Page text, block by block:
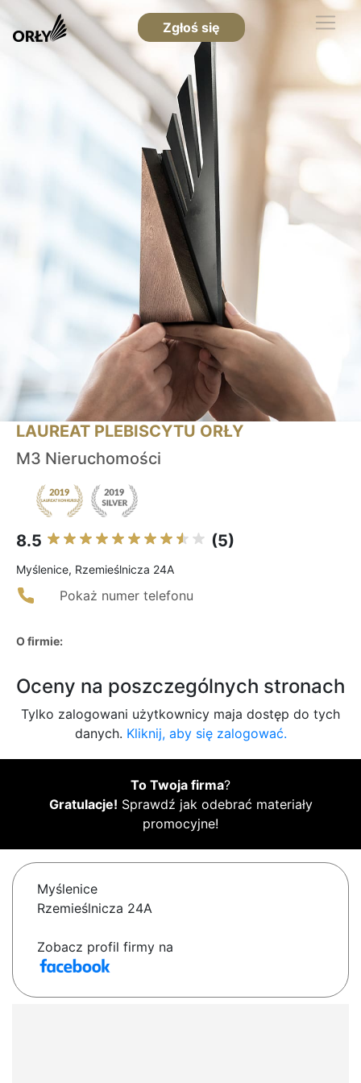
Zgłoś się
LAUREAT PLEBISCYTU ORŁY
M3 Nieruchomości
8.5 (5)
Myślenice, Rzemieślnicza 24A
Pokaż numer telefonu
O firmie:
Oceny na poszczególnych stronach
Tylko zalogowani użytkownicy maja dostęp do tych
danych. Kliknij, aby się zalogować.
To Twoja firma?
Gratulacje! Sprawdź jak odebrać materiały
promocyjne!
Myślenice
Rzemieślnicza 24A
Zobacz profil firmy na